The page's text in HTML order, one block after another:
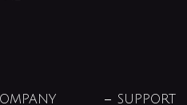
SUPPORT